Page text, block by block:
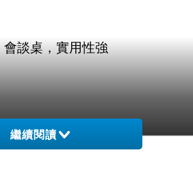
談桌，實用性強
繼續閱讀